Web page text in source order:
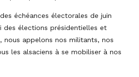
échéances électorales de juin
des élections présidentielles et
nous appelons nos militants, nos
les alsaciens à se mobiliser à nos